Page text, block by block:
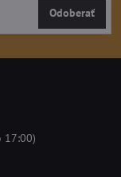
Odoberať
17:00)